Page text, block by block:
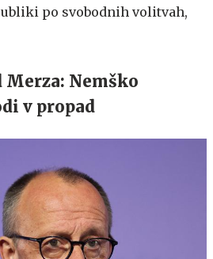
po svobodnih volitvah,
Merza: Nemško
v propad